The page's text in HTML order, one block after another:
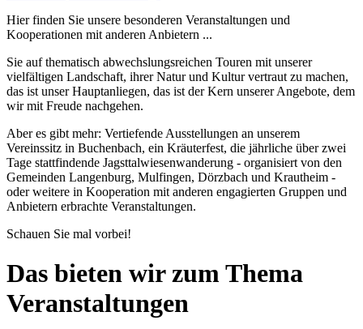
Hier finden Sie unsere besonderen Veranstaltungen und
Kooperationen mit anderen Anbietern ...
Sie auf thematisch abwechslungsreichen Touren mit unserer
vielfältigen Landschaft, ihrer Natur und Kultur vertraut zu machen,
das ist unser Hauptanliegen, das ist der Kern unserer Angebote, dem
wir mit Freude nachgehen.
Aber es gibt mehr: Vertiefende Ausstellungen an unserem
Vereinssitz in Buchenbach, ein Kräuterfest, die jährliche über zwei
Tage stattfindende Jagsttalwiesenwanderung - organisiert von den
Gemeinden Langenburg, Mulfingen, Dörzbach und Krautheim -
oder weitere in Kooperation mit anderen engagierten Gruppen und
Anbietern erbrachte Veranstaltungen.
Schauen Sie mal vorbei!
Das bieten wir zum Thema
Veranstaltungen